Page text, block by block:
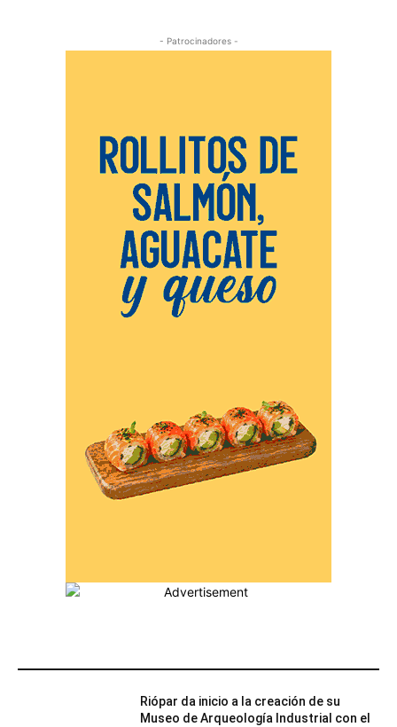
- Patrocinadores -
Riópar da inicio a la creación de su
Museo de Arqueología Industrial con el